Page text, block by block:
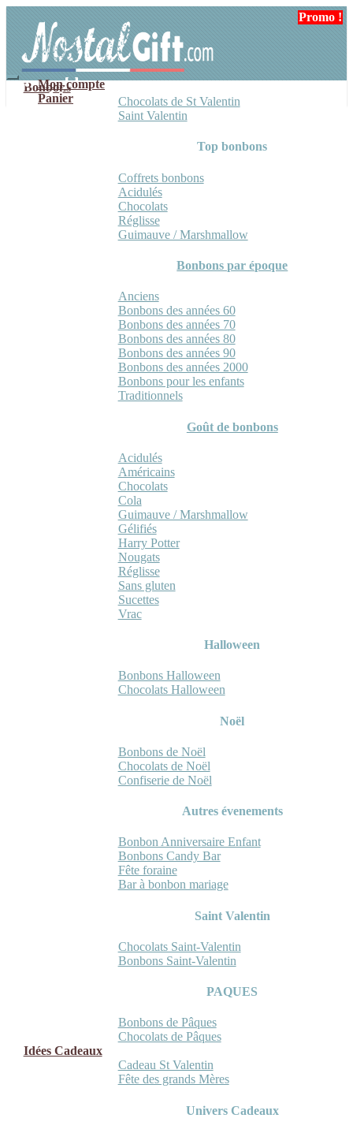
navigation
contenu
Mon compte
Panier
Bonbons
Chocolats de St Valentin
Saint Valentin
Top bonbons
Coffrets bonbons
Acidulés
Chocolats
Réglisse
Guimauve / Marshmallow
Bonbons par époque
Anciens
Bonbons des années 60
Bonbons des années 70
Bonbons des années 80
Bonbons des années 90
Bonbons des années 2000
Bonbons pour les enfants
Traditionnels
Goût de bonbons
Acidulés
Américains
Chocolats
Cola
Guimauve / Marshmallow
Gélifiés
Harry Potter
Nougats
Réglisse
Sans gluten
Sucettes
Vrac
Halloween
Bonbons Halloween
Chocolats Halloween
Noël
Bonbons de Noël
Chocolats de Noël
Confiserie de Noël
Autres évenements
Bonbon Anniversaire Enfant
Bonbons Candy Bar
Fête foraine
Bar à bonbon mariage
Saint Valentin
Chocolats Saint-Valentin
Bonbons Saint-Valentin
PAQUES
Bonbons de Pâques
Chocolats de Pâques
Idées Cadeaux
Cadeau St Valentin
Fête des grands Mères
Univers Cadeaux
Promo !
Promo !